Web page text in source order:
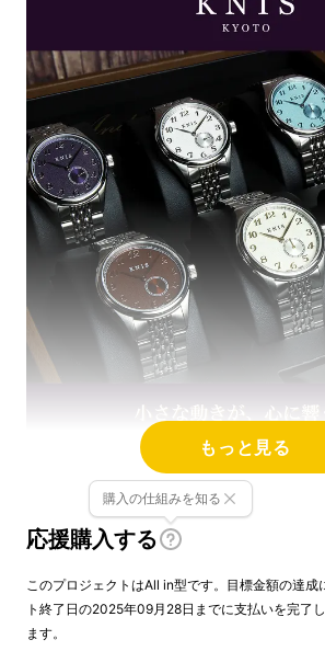
京都発の腕時計ブランド
≫
2021年に京都で誕生した、日本
もっと見る
応援購入する
購入の仕組みを知る
このプロジェクトはAll in型です。目標金額の達成
ト終了日の2025年09月28日までに支払いを完了
ます。